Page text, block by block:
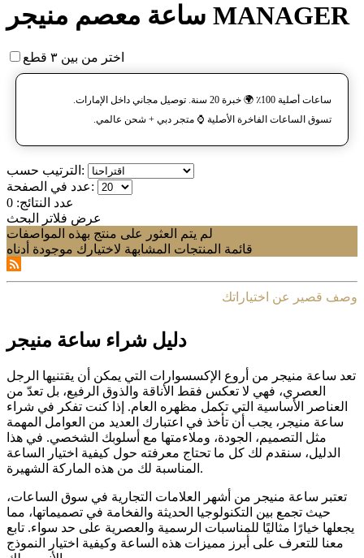
ساعة معصم منیجر MANAGER
اختر من بين ٣ قطع
ساعات أصلية 100٪ 🌍 خبرة 20 سنة. توصيل مجاني داخل الإمارات.
تسوق الساعات الفاخرة الأصلية ⌚️ متجر دبي + شحن عالمي.
الترتيب حسب:
عدد في الصفحة:
عدد النتائج: 0
عرض فلاتر البحث
لم يتم العثور على منتج بهذه المواصفات
قائمة المنتجات المشابهة لاختيارك موجودة أدناه
وصف قصير عن اختياراتك
دليل شراء ساعة منیجر
تعد ساعة منیجر من أروع الإكسسوارات التي يمكن أن يقتنيها الرجل
العصري، فهي لا تعكس فقط الأناقة والذوق الرفيع، بل تعدّ من
العناصر الأساسية التي تكمل مظهره العام. إذا كنت تفكر في شراء
ساعة منیجر، يجب أن تأخذ في اعتبارك العديد من العوامل المهمة
مثل التصميم، الجودة، وملاءمتها مع أسلوبك الشخصي. في هذا
الدليل، سنقدم لك كل ما تحتاج معرفته حول كيفية اختيار الساعة
المناسبة لك من هذه الماركة الشهيرة.
تعتبر ساعة منیجر من أشهر العلامات التجارية في سوق الساعات،
حيث تجمع بين التكنولوجيا الحديثة والفخامة في تصميماتها، مما
يجعلها خيارًا مثاليًا للمناسبات الرسمية والعصرية على حد سواء. تابع
معنا للتعرف على أبرز مميزات هذه الساعة وكيفية اختيار النموذج